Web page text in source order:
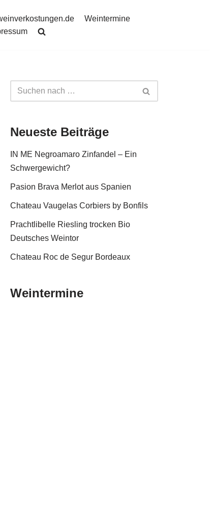
Weintermine
Neueste Beiträge
IN ME Negroamaro Zinfandel – Ein
Schwergewicht?
Pasion Brava Merlot aus Spanien
Chateau Vaugelas Corbiers by Bonfils
Prachtlibelle Riesling trocken Bio
Deutsches Weintor
Chateau Roc de Segur Bordeaux
Weintermine